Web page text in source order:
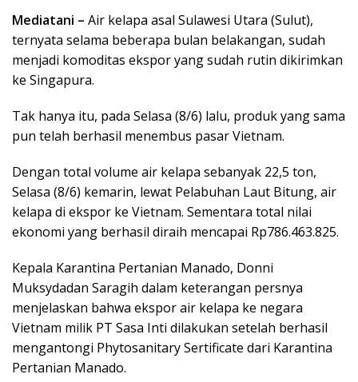
Mediatani – Air kelapa asal Sulawesi Utara (Sulut),
ternyata selama beberapa bulan belakangan, sudah
menjadi komoditas ekspor yang sudah rutin dikirimkan
ke Singapura.
Tak hanya itu, pada Selasa (8/6) lalu, produk yang sama
pun telah berhasil menembus pasar Vietnam.
Dengan total volume air kelapa sebanyak 22,5 ton,
Selasa (8/6) kemarin, lewat Pelabuhan Laut Bitung, air
kelapa di ekspor ke Vietnam. Sementara total nilai
ekonomi yang berhasil diraih mencapai Rp786.463.825.
Kepala Karantina Pertanian Manado, Donni
Muksydadan Saragih dalam keterangan persnya
menjelaskan bahwa ekspor air kelapa ke negara
Vietnam milik PT Sasa Inti dilakukan setelah berhasil
mengantongi Phytosanitary Sertificate dari Karantina
Pertanian Manado.